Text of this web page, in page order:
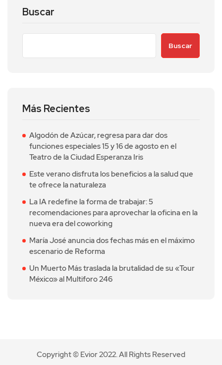
Buscar
Buscar
Más Recientes
Algodón de Azúcar, regresa para dar dos
funciones especiales 15 y 16 de agosto en el
Teatro de la Ciudad Esperanza Iris
Este verano disfruta los beneficios a la salud que
te ofrece la naturaleza
La IA redefine la forma de trabajar: 5
recomendaciones para aprovechar la oficina en la
nueva era del coworking
María José anuncia dos fechas más en el máximo
escenario de Reforma
Un Muerto Más traslada la brutalidad de su «Tour
México» al Multiforo 246
Copyright © Evior 2022. All Rights Reserved